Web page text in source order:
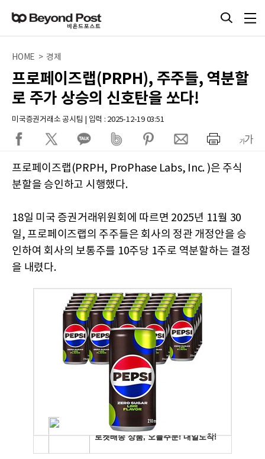
HOME > 경제
프로페이즈랩(PRPH), 주주들, 역분할
로 주가 상승의 신호탄을 쏘다!
미국증권거래소 공시팀 | 입력 : 2025-12-19 03:51
프로페이즈랩(PRPH, ProPhase Labs, Inc. )은 주식
분할을 승인하고 시행했다.
18일 미국 증권거래위원회에 따르면 2025년 11월 30
일, 프로페이즈랩의 주주들은 회사의 정관 개정안을 승
인하여 회사의 보통주를 10주당 1주로 역분할하는 결정
을 내렸다.